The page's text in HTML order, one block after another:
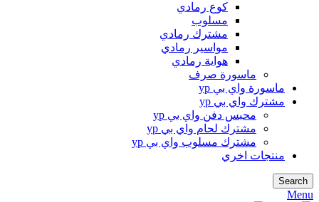
كوع رمادي
مسلوب
مشترك رمادي
مواسير رمادي
هواية رمادي
ماسورة صرف
ماسورة واي بي yp
مشترك واي بي yp
محبس دفن واي بي yp
مشترك لحام واي بي yp
مشترك مسلوب واي بي yp
منتجات اخري
Search
Menu